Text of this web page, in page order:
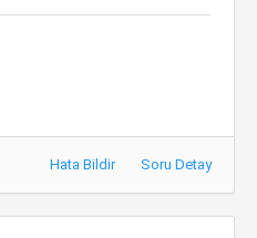
Hata Bildir Soru Detay